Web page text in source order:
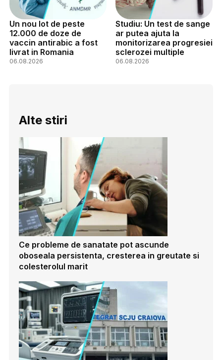
Un nou lot de peste
12.000 de doze de
vaccin antirabic a fost
livrat in Romania
06.08.2026
Studiu: Un test de sange
ar putea ajuta la
monitorizarea progresiei
sclerozei multiple
06.08.2026
Alte stiri
Ce probleme de sanatate pot ascunde
oboseala persistenta, cresterea in greutate si
colesterolul marit